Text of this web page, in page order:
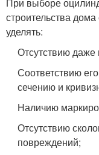
При выборе
строительства
уделять:
Отсутствию даже
Соответствию
сечению и
Наличию
Отсутствию
повреждений;